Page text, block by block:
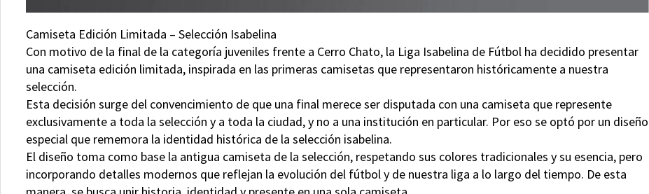
Camiseta Edición Limitada – Selección Isabelina
Con motivo de la final de la categoría juveniles frente a Cerro Chato, la Liga Isabelina de Fútbol ha decidido presentar
una camiseta edición limitada, inspirada en las primeras camisetas que representaron históricamente a nuestra
selección.
Esta decisión surge del convencimiento de que una final merece ser disputada con una camiseta que represente
exclusivamente a toda la selección y a toda la ciudad, y no a una institución en particular. Por eso se optó por un diseño
especial que rememora la identidad histórica de la selección isabelina.
El diseño toma como base la antigua camiseta de la selección, respetando sus colores tradicionales y su esencia, pero
incorporando detalles modernos que reflejan la evolución del fútbol y de nuestra liga a lo largo del tiempo. De esta